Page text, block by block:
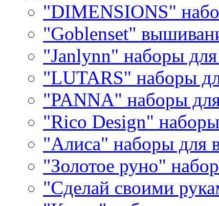
"DIMENSIONS"
"Goblenset"
"Janlynn" наборы
"LUTARS" наборы
"PANNA" наборы
"Rico Design"
"Алиса" наборы для
"Золотое руно"
"Сделай своими